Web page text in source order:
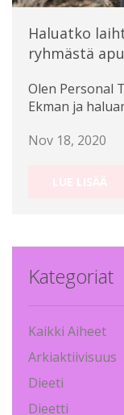
Haluatko
ryhmästä
Olen Personal
Ekman ja
Nov 18, 2020
Kategoriat
Kaikki Aiheet
Arkiaktiivisuus
Dieeti
Dieetti